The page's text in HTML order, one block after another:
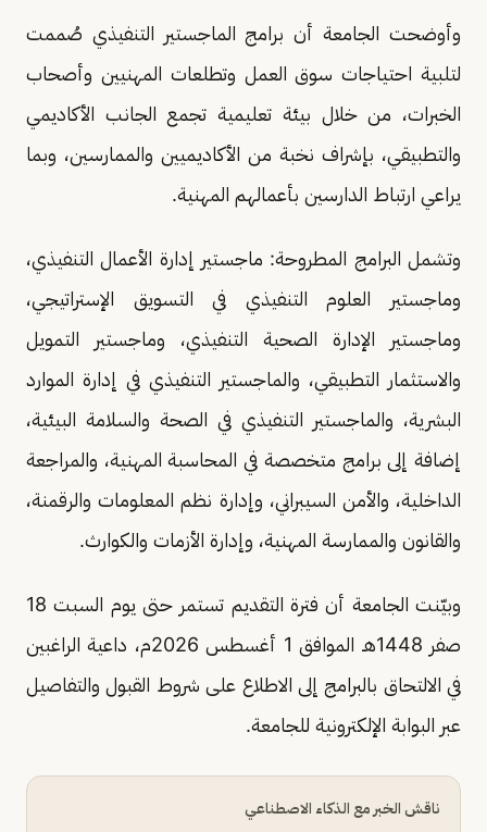
وأوضحت الجامعة أن برامج الماجستير التنفيذي صُممت
لتلبية احتياجات سوق العمل وتطلعات المهنيين وأصحاب
الخبرات، من خلال بيئة تعليمية تجمع الجانب الأكاديمي
والتطبيقي، بإشراف نخبة من الأكاديميين والممارسين، وبما
يراعي ارتباط الدارسين بأعمالهم المهنية.
وتشمل البرامج المطروحة: ماجستير إدارة الأعمال التنفيذي،
وماجستير العلوم التنفيذي في التسويق الإستراتيجي،
وماجستير الإدارة الصحية التنفيذي، وماجستير التمويل
والاستثمار التطبيقي، والماجستير التنفيذي في إدارة الموارد
البشرية، والماجستير التنفيذي في الصحة والسلامة البيئية،
إضافة إلى برامج متخصصة في المحاسبة المهنية، والمراجعة
الداخلية، والأمن السيبراني، وإدارة نظم المعلومات والرقمنة،
والقانون والممارسة المهنية، وإدارة الأزمات والكوارث.
وبيّنت الجامعة أن فترة التقديم تستمر حتى يوم السبت 18
صفر 1448هـ الموافق 1 أغسطس 2026م، داعية الراغبين
في الالتحاق بالبرامج إلى الاطلاع على شروط القبول والتفاصيل
عبر البوابة الإلكترونية للجامعة.
ناقش الخبر مع الذكاء الاصطناعي